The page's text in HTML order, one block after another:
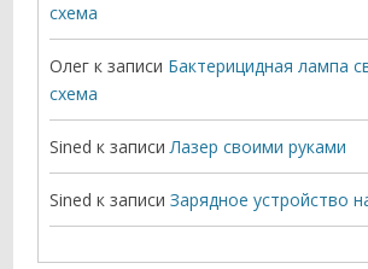
схема
Олег к записи Бактерицидная лампа
схема
Sined к записиЛазер своими руками
Sined к записиЗарядное устройство